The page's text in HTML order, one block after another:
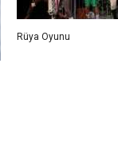
Rüya Oyunu